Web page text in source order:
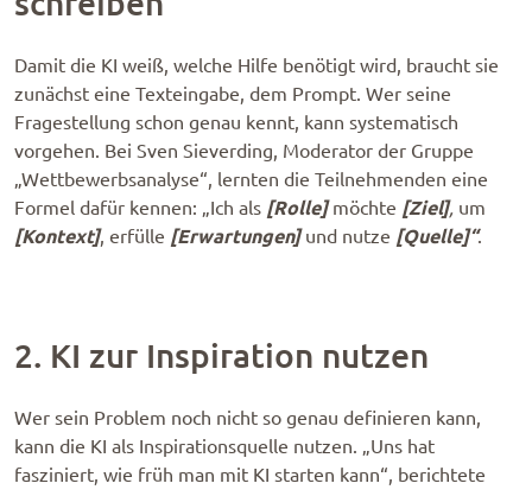
Damit die KI weiß, welche Hilfe benötigt wird, braucht sie
zunächst eine Texteingabe, dem Prompt. Wer seine
Fragestellung schon genau kennt, kann systematisch
vorgehen. Bei Sven Sieverding, Moderator der Gruppe
„Wettbewerbsanalyse“, lernten die Teilnehmenden eine
Formel dafür kennen: „Ich als [Rolle]möchte [Ziel], um
[Kontext], erfülle [Erwartungen]und nutze [Quelle]“.
2. KI zur Inspiration nutzen
Wer sein Problem noch nicht so genau definieren kann,
kann die KI als Inspirationsquelle nutzen. „Uns hat
fasziniert, wie früh man mit KI starten kann“, berichtete